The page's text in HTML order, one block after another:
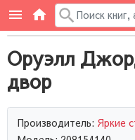
Оруэлл
двор
Производитель: Яркие